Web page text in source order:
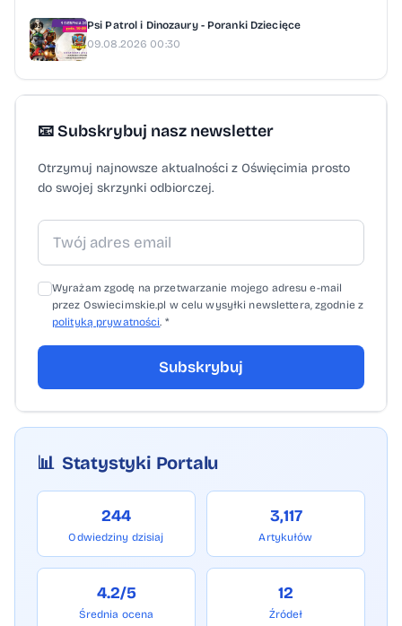
Psi Patrol i Dinozaury - Poranki Dziecięce
09.08.2026 00:30
📧 Subskrybuj nasz newsletter
Otrzymuj najnowsze aktualności z Oświęcimia prosto
do swojej skrzynki odbiorczej.
Wyrażam zgodę na przetwarzanie mojego adresu e-mail
przez Oswiecimskie.pl w celu wysyłki newslettera, zgodnie z
polityką prywatności . *
Subskrybuj
📊 Statystyki Portalu
244
Odwiedziny dzisiaj
3,117
Artykułów
4.2/5
Średnia ocena
12
Źródeł